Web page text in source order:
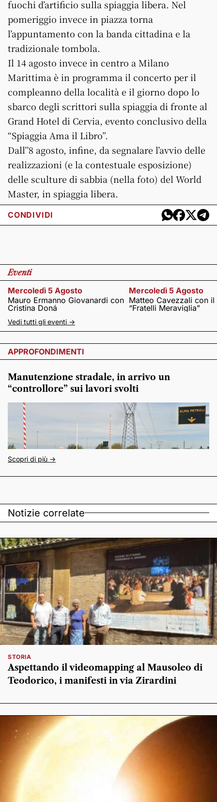
fuochi d’artificio sulla spiaggia libera. Nel
pomeriggio invece in piazza torna
l’appuntamento con la banda cittadina e la
tradizionale tombola.
Il 14 agosto invece in centro a Milano
Marittima è in programma il concerto per il
compleanno della località e il giorno dopo lo
sbarco degli scrittori sulla spiaggia di fronte al
Grand Hotel di Cervia, evento conclusivo della
“Spiaggia Ama il Libro”.
Dall’’8 agosto, infine, da segnalare l’avvio delle
realizzazioni (e la contestuale esposizione)
delle sculture di sabbia (nella foto) del World
Master, in spiaggia libera.
CONDIVIDI
Eventi
Mercoledì 5 Agosto
Mauro Ermanno Giovanardi con
Cristina Doná
Mercoledì 5 Agosto
Matteo Cavezzali con il
“Fratelli Meraviglia”
Vedi tutti gli eventi ->
APPROFONDIMENTI
Manutenzione stradale, in arrivo un
“controllore” sui lavori svolti
Scopri di più ->
Notizie correlate
STORIA
Aspettando il videomapping al Mausoleo di
Teodorico, i manifesti in via Zirardini